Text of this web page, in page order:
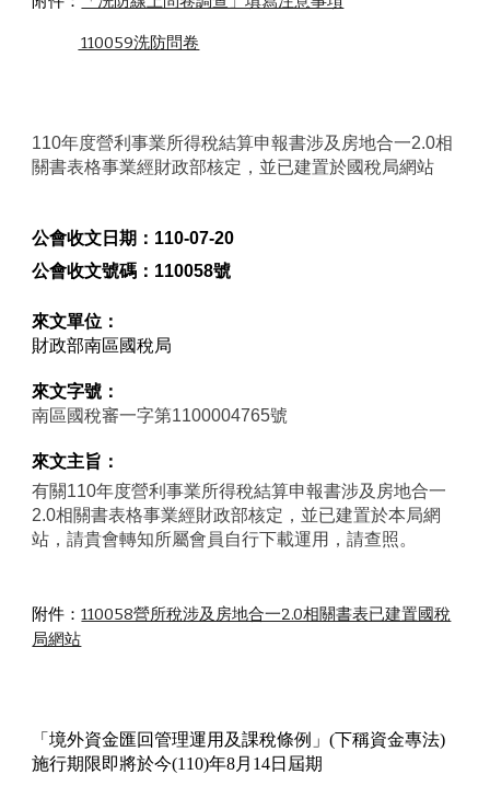
110059洗防問卷
110年度營利事業所得稅結算申報書涉及房地合一2.0相
關書表格事業經財政部核定，並已建置於國稅局網站
公會收文日期： 110-07-20
公會收文號碼： 110058號
來文單位：
財政部南區國稅局
來文字號：
南區國稅審一字第1100004765號
來文主旨：
有關110年度營利事業所得稅結算申報書涉及房地合一
2.0相關書表格事業經財政部核定，並已建置於本局網
站，請貴會轉知所屬會員自行下載運用，請查照。
附件：110058營所稅涉及房地合一2.0相關書表已建置國稅
局網站
「境外資金匯回管理運用及課稅條例」(下稱資金專法)
施行期限即將於今(110)年8月14日屆期